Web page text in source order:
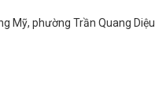
Mỹ, phường Trần Quang Diệu.